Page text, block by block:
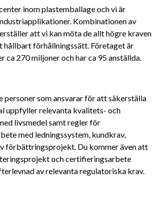
inom plastemballage och vi är
Kombinationen av
att vi kan möta de allt högre kraven
hållbart förhållningssätt. Företaget är
270 miljoner och har ca 95 anställda.
personer som ansvarar för att säkerställa
uppfyller relevanta kvalitets- och
livsmedel samt regler för
med ledningssystem, kundkrav,
förbättringsprojekt. Du kommer även att
och certifieringsarbete
av relevanta regulatoriska krav.